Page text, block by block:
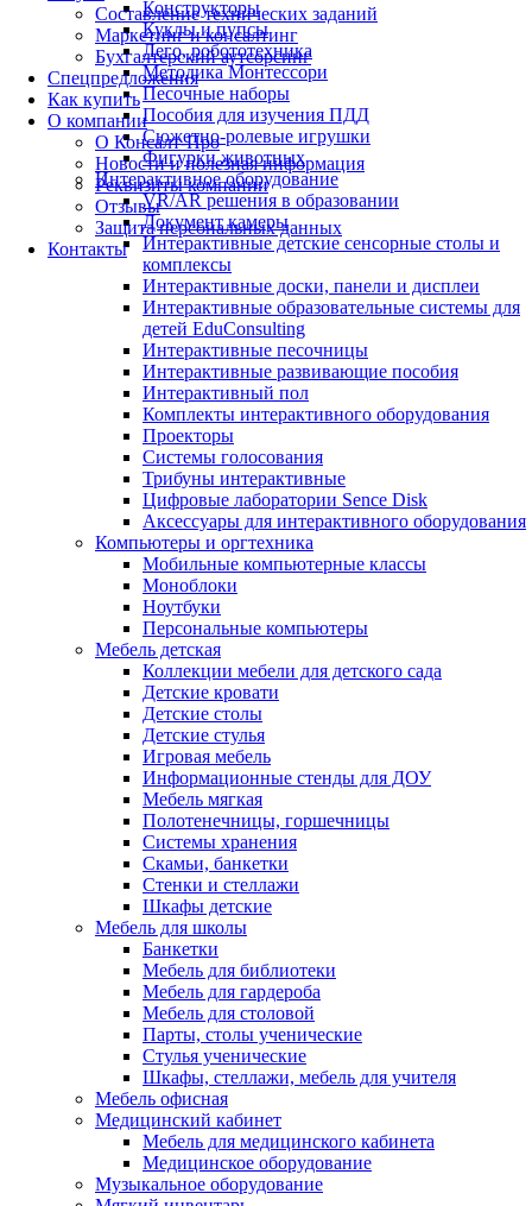
Составление технических заданий
Маркетинг и консалтинг
Бухгалтерский аутсорсинг
Спецпредложения
Как купить
О компании
О Консалт-Про
Новости и полезная информация
Реквизиты компании
Отзывы
Защита персональных данных
Контакты
Конструкторы
Куклы и пупсы
Лего, робототехника
Методика Монтессори
Песочные наборы
Пособия для изучения ПДД
Сюжетно-ролевые игрушки
Фигурки животных
Интерактивное оборудование
VR/AR решения в образовании
Документ камеры
Интерактивные детские сенсорные столы и
комплексы
Интерактивные доски, панели и дисплеи
Интерактивные образовательные системы для
детей EduConsulting
Интерактивные песочницы
Интерактивные развивающие пособия
Интерактивный пол
Комплекты интерактивного оборудования
Проекторы
Системы голосования
Трибуны интерактивные
Цифровые лаборатории Sence Disk
Аксессуары для интерактивного оборудования
Компьютеры и оргтехника
Мобильные компьютерные классы
Моноблоки
Ноутбуки
Персональные компьютеры
Мебель детская
Коллекции мебели для детского сада
Детские кровати
Детские столы
Детские стулья
Игровая мебель
Информационные стенды для ДОУ
Мебель мягкая
Полотенечницы, горшечницы
Системы хранения
Скамьи, банкетки
Стенки и стеллажи
Шкафы детские
Мебель для школы
Банкетки
Мебель для библиотеки
Мебель для гардероба
Мебель для столовой
Парты, столы ученические
Стулья ученические
Шкафы, стеллажи, мебель для учителя
Мебель офисная
Медицинский кабинет
Мебель для медицинского кабинета
Медицинское оборудование
Музыкальное оборудование